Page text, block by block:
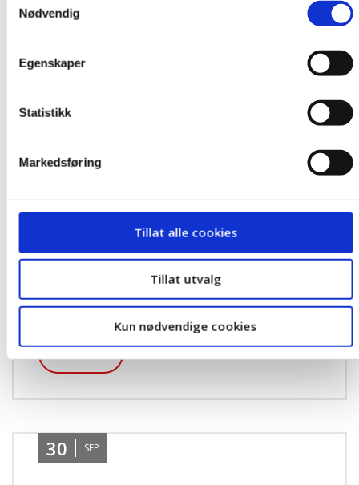
Nødvendig
Egenskaper
Statistikk
Markedsføring
Tillat alle cookies
Tillat utvalg
Kun nødvendige cookies
15 AUG
Aktivitetsdag med
LOfavørkomiteen i Innlandet
lørdag 15. august 2026 11:00-
30 SEP